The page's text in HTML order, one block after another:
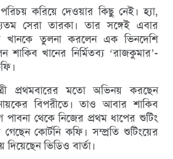
করিয়ে দেওয়ার কিছু নেই। হ্যা,
সেরা তারকা। তার সঙ্গেই এবার
খানকে তুলনা করলেন এক ভিনদেশি
শাকিব খানের নির্মিতব্য ‘রাজকুমার’-
প্রথমবারের মতো অভিনয় করছেন
বিপরীতে। তাও আবার শাকিব
থেকে নিজের প্রথম ধাপের শুটিং
গেছেন কোর্টনি কফি। সম্প্রতি শুটিংয়ের
ভিডিও বার্তা।